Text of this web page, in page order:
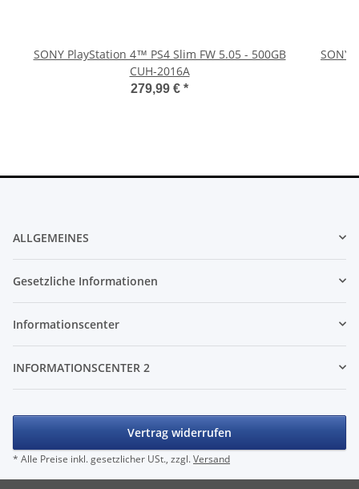
SONY PlayStation 4™ PS4 Slim FW 5.05 - 500GB
CUH-2016A
279,99 € *
SONY
ALLGEMEINES
Gesetzliche Informationen
Informationscenter
INFORMATIONSCENTER 2
Vertrag widerrufen
* Alle Preise inkl. gesetzlicher USt., zzgl.Versand